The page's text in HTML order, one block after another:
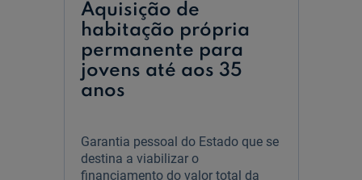
Aquisição de
habitação própria
permanente para
jovens até aos 35
anos
Garantia pessoal do Estado que se
destina a viabilizar o
financiamento do valor total da